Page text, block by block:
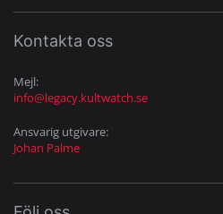
Kontakta oss
Mejl:
info@legacy.kultwatch.se
Ansvarig utgivare:
Johan Palme